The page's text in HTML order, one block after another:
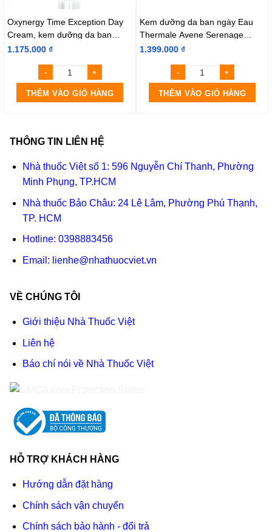
Oxynergy Time Exception Day
Cream, kem dưỡng da ban
ngày
1.175.000 ₫
THÊM VÀO GIỎ HÀNG
Kem dưỡng da ban ngày Eau
Thermale Avene Serenage
Nutri- Redensifying Day Cream
1.399.000 ₫
THÊM VÀO GIỎ HÀNG
THÔNG TIN LIÊN HỆ
Nhà thuốc Việt số 1: 596 Nguyễn Chí Thanh, Phường
Minh Phụng, TP.HCM
Nhà thuốc Bảo Châu: 24 Lê Lâm, Phường Phú Thạnh,
TP. HCM
Hotline: 0398883456
Email: lienhe@nhathuocviet.vn
VỀ CHÚNG TÔI
Giới thiệu Nhà Thuốc Việt
Liên hệ
Báo chí nói về Nhà Thuốc Việt
HỖ TRỢ KHÁCH HÀNG
Hướng dẫn đặt hàng
Chính sách vận chuyển
Chính sách bảo hành - đổi trả